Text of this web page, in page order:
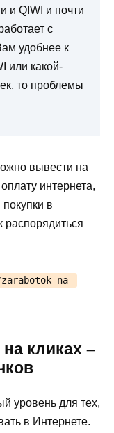
и QIWI и почти
с
удобнее к
или какой-
то проблемы
вывести на
интернета,
в
распорядиться
na-
кликах –
уровень для тех,
в Интернете.